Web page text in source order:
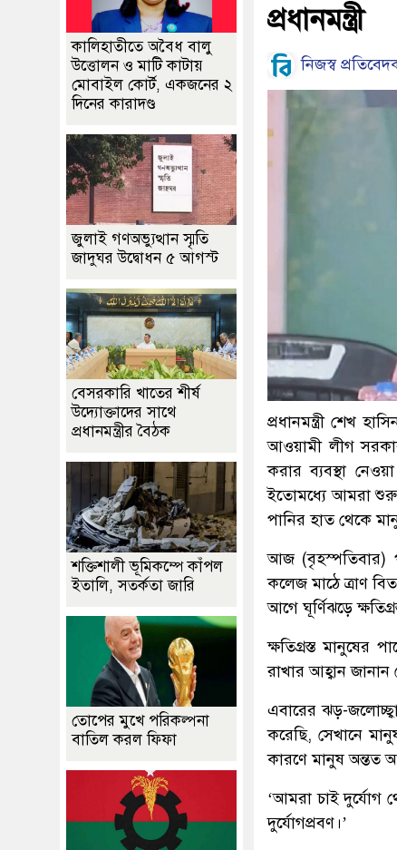
প্রধানমন্ত্রী
নিজস্ব
প্রধানমন্ত্রী শেখ
আওয়ামী লীগ
করার ব্যবস্থা
ইতোমধ্যে আমরা শুরু
পানির হাত থেকে
আজ (বৃহস্পতিবার)
কলেজ মাঠে ত্রাণ
আগে ঘূর্ণিঝড়ে
ক্ষতিগ্রস্ত মানুষের
রাখার আহ্বান জানান
এবারের ঝড়-
করেছি, সেখানে
কারণে মানুষ অন্তত
‘আমরা চাই দুর্যোগ
দুর্যোগপ্রবণ।’
কালিহাতীতে অবৈধ বালু
উত্তোলন ও মাটি কাটায়
মোবাইল কোর্ট, একজনের ২
দিনের কারাদণ্ড
জুলাই গণঅভ্যুত্থান স্মৃতি
জাদুঘর উদ্বোধন ৫ আগস্ট
বেসরকারি খাতের শীর্ষ
উদ্যোক্তাদের সাথে
প্রধানমন্ত্রীর বৈঠক
শক্তিশালী ভূমিকম্পে কাঁপল
ইতালি, সতর্কতা জারি
তোপের মুখে পরিকল্পনা
বাতিল করল ফিফা